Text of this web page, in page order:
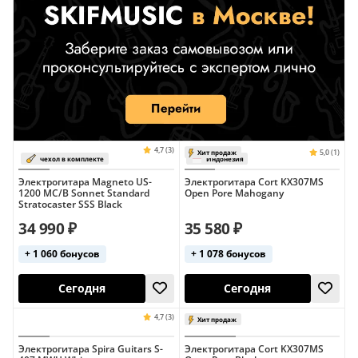
Электрогитара Magneto US-
1200 MC/B Sonnet Standard
Stratocaster SSS Black
34 990 ₽
+ 1 060 бонусов
Электрогитара Cort KX307MS
Open Pore Mahogany
35 580 ₽
+ 1 078 бонусов
Электрогитара Spira Guitars S-
Электрогитара Cort KX307MS